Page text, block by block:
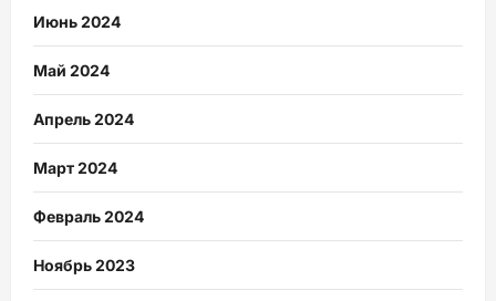
Июнь 2024
Май 2024
Апрель 2024
Март 2024
Февраль 2024
Ноябрь 2023